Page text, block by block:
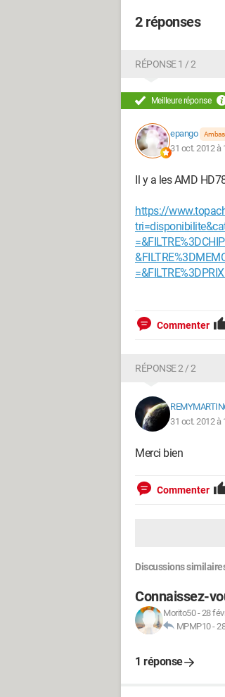
2 réponses
RÉPONSE 1 / 2
Meilleure réponse
epango
31 oct. 2012 à
Il y a les AMD
https://
Commenter
RÉPONSE 2 / 2
31 oct. 2012 à
Merci bien
Commenter
Discussions
Connaissez-
Morito50-28
MPMP10-
1 réponse